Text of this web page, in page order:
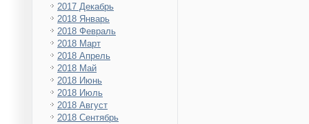
2017 Декабрь
2018 Январь
2018 Февраль
2018 Март
2018 Апрель
2018 Май
2018 Июнь
2018 Июль
2018 Август
2018 Сентябрь